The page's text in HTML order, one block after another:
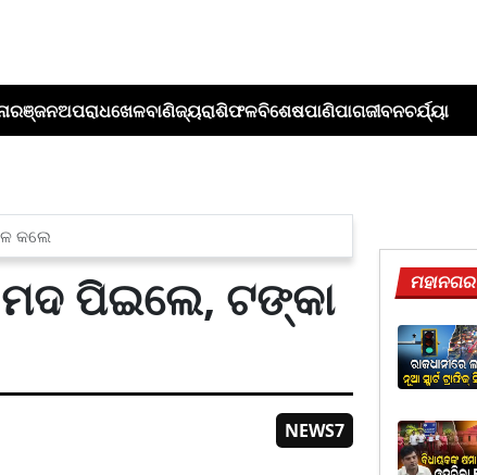
ଅପରାଧଖେଳବାଣିଜ୍ୟରାଶିଫଳବିଶେଷପାଣିପାଗଜୀବନଚର୍ଯ୍ୟା
କଲେ
ପିଇଲେ, ଟଙ୍କା
NEWS7
ମହାନଗର